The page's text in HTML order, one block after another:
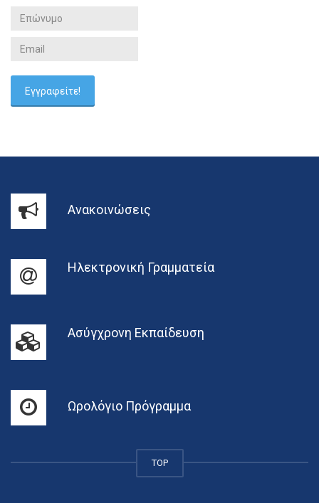
Ανακοινώσεις
Ηλεκτρονική Γραμματεία
Ασύγχρονη Εκπαίδευση
Ωρολόγιο Πρόγραμμα
TOP